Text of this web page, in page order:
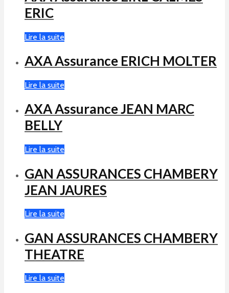
ERIC
Lire la suite
AXA Assurance ERICH MOLTER
Lire la suite
AXA Assurance JEAN MARC
BELLY
Lire la suite
GAN ASSURANCES CHAMBERY
JEAN JAURES
Lire la suite
GAN ASSURANCES CHAMBERY
THEATRE
Lire la suite